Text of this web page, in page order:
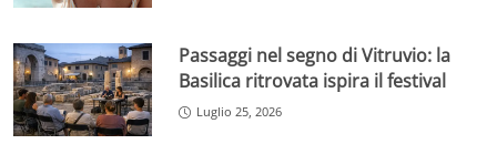
Passaggi nel segno di Vitruvio: la
Basilica ritrovata ispira il festival
Luglio 25, 2026